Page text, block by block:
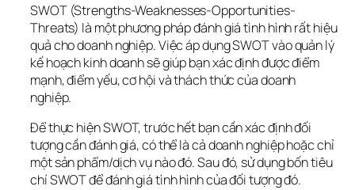
SWOT (Strengths-Weaknesses-Opportunities-
Threats) là một phương pháp đánh giá tình hình rất hiệu
quả cho doanh nghiệp. Việc áp dụng SWOT vào quản lý
kế hoạch kinh doanh sẽ giúp bạn xác định được điểm
mạnh, điểm yếu, cơ hội và thách thức của doanh
nghiệp.
Để thực hiện SWOT, trước hết bạn cần xác định đối
tượng cần đánh giá, có thể là cả doanh nghiệp hoặc chỉ
một sản phẩm/dịch vụ nào đó. Sau đó, sử dụng bốn tiêu
chí SWOT để đánh giá tình hình của đối tượng đó.